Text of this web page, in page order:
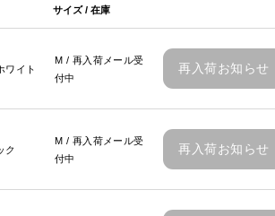
サイズ / 在庫
ワイト
M / 再入荷メール受
付中
再入荷お知らせ
ク
M / 再入荷メール受
付中
再入荷お知らせ